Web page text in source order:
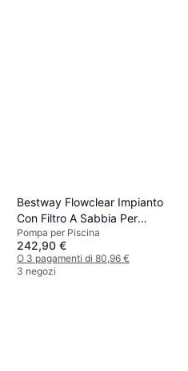
Bestway Flowclear Impianto
Con Filtro A Sabbia Per
Piscina 32mm 1/3 hp
Pompa per Piscina
242,90 €
O 3 pagamenti di 80,96 €
3 negozi